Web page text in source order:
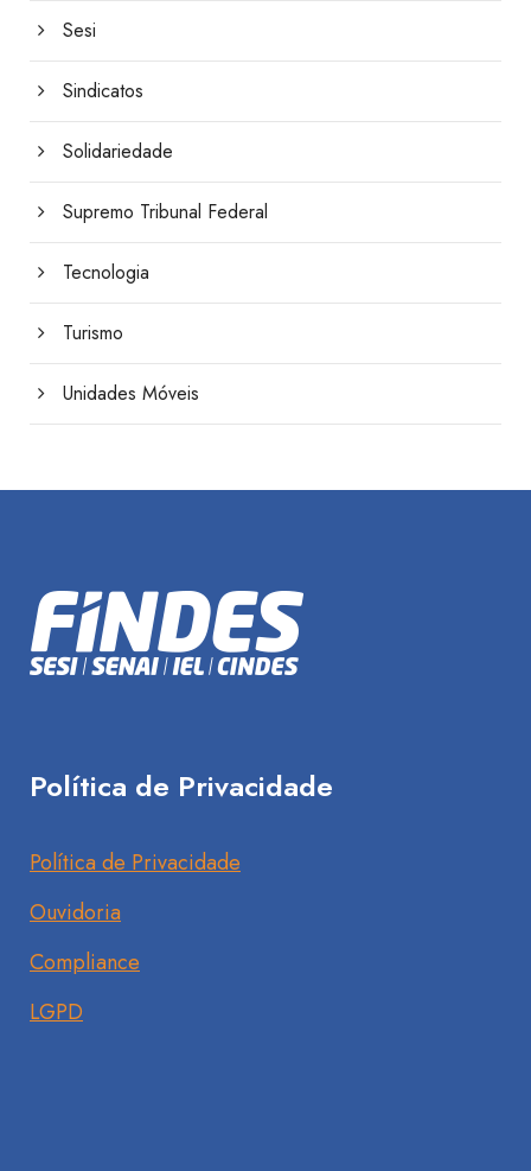
Sesi
Sindicatos
Solidariedade
Supremo Tribunal Federal
Tecnologia
Turismo
Unidades Móveis
Política de Privacidade
Política de Privacidade
Ouvidoria
Compliance
LGPD